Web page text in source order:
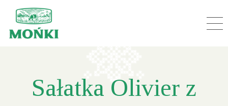
Sałatka Olivier z